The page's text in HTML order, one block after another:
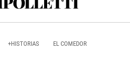
+HISTORIAS EL COMEDOR